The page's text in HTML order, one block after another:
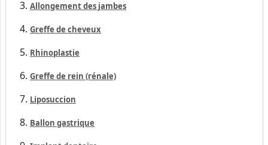
Top 15 des demandes
Chirurgie lipoedème
Liposuccion 360°
Allongement des jambes
Greffe de cheveux
Rhinoplastie